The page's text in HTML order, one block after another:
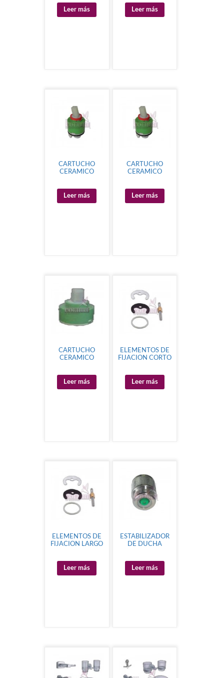
Leer más Leer más
CARTUCHO
CERAMICO
Leer más
CARTUCHO
CERAMICO
Leer más
CARTUCHO
CERAMICO
Leer más
ELEMENTOS DE
FIJACION CORTO
Leer más
ELEMENTOS DE
FIJACION LARGO
Leer más
ESTABILIZADOR
DE DUCHA
Leer más